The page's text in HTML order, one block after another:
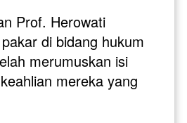
Prof. Herowati
di bidang hukum
merumuskan isi
mereka yang